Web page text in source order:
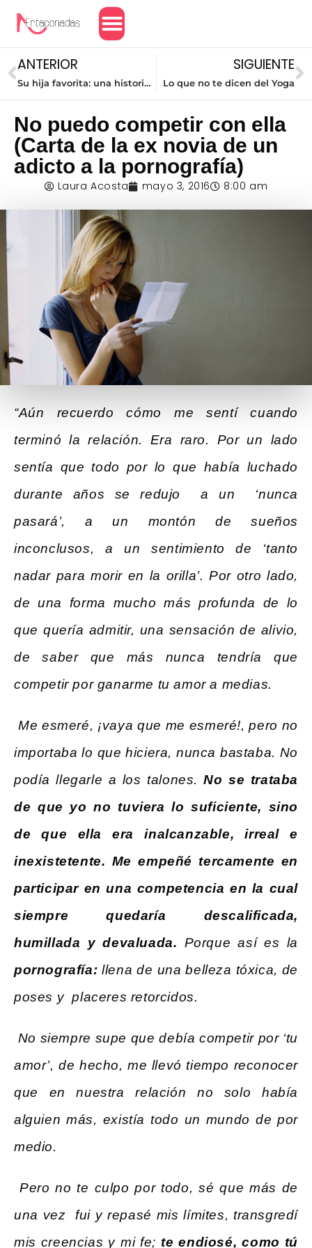
ANTERIOR
Su hija favorita: una historia de la fidelidad de Dios
SIGUIENTE
Lo que no te dicen del Yoga
No puedo competir con ella
(Carta de la ex novia de un
adicto a la pornografía)
Laura Acosta mayo 3, 2016 8:00 am
“Aún recuerdo cómo me sentí cuando
terminó la relación. Era raro. Por un lado
sentía que todo por lo que había luchado
durante años se redujo a un ‘nunca
pasará’, a un montón de sueños
inconclusos, a un sentimiento de ‘tanto
nadar para morir en la orilla’. Por otro lado,
de una forma mucho más profunda de lo
que quería admitir, una sensación de alivio,
de saber que más nunca tendría que
competir por ganarme tu amor a medias.
Me esmeré, ¡vaya que me esmeré!, pero no
importaba lo que hiciera, nunca bastaba. No
podía llegarle a los talones.No se trataba
de que yo no tuviera lo suficiente, sino
de que ella era inalcanzable, irreal e
inexistetente. Me empeñé tercamente en
participar en una competencia en la cual
siempre quedaría descalificada,
humillada y devaluada. Porque así es la
pornografía: llena de una belleza tóxica, de
poses y placeres retorcidos.
No siempre supe que debía competir por ‘tu
amor’, de hecho, me llevó tiempo reconocer
que en nuestra relación no solo había
alguien más, existía todo un mundo de por
medio.
Pero no te culpo por todo, sé que más de
una vez fui y repasé mis límites, transgredí
mis creencias y mi fe;te endiosé, como tú